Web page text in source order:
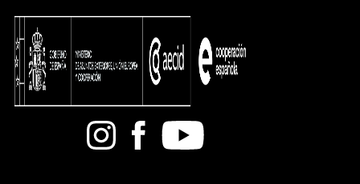
BandcampInstagramFacebook
Youtube